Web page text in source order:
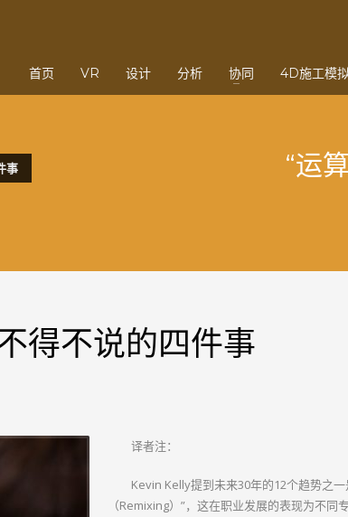
首页 VR 设计 分析 协同 4D施工模
事 “运
得不说的四件事
译者注：
Kevin Kelly提到未来30年的12个趋势之一
（Remixing）”，这在职业发展的表现为不同